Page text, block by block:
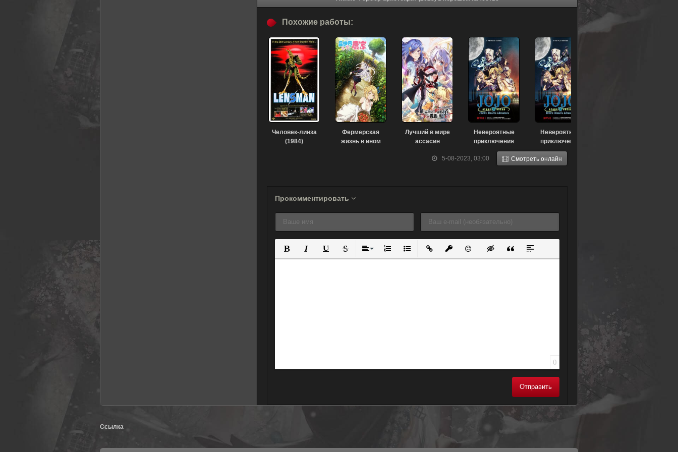
5-08-2023, 03:00 Смотреть онлайн
Похожие работы:
Человек-линза
(1984)
Фермерская
жизнь в ином
Лучший в мире
ассасин
другом мире
Невероятные
приключения
Джоджо [ТВ-3]
(2016)
Невероятные
приключения
Джоджо [ТВ-1]
(2012)
Прокомментировать
Полужирный
КурсивПодчеркнутый
ЗачеркнутыйВыравнивание
Нумерованный список
Маркированный список
Вставить ссылку
Вставить защищенную ссылку
Вставить смайлик
Вставка скрытого текста
Вставка цитаты
Вставка спойлера
0
Отправить
Ссылка